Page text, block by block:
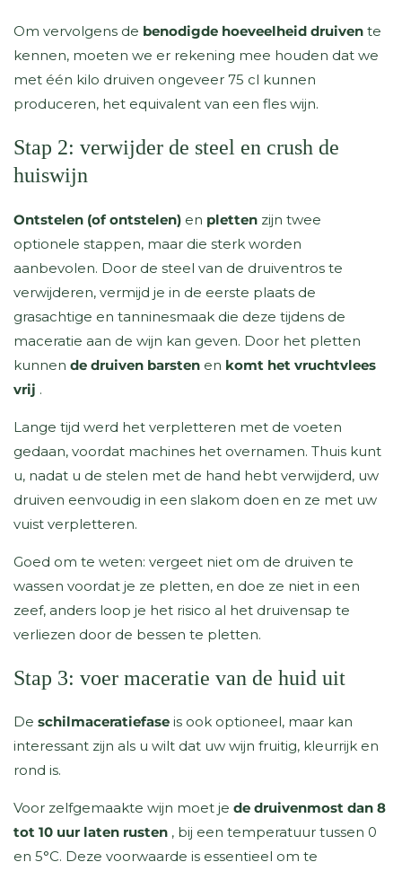
Om vervolgens de benodigde hoeveelheid druiven te
kennen, moeten we er rekening mee houden dat we
met één kilo druiven ongeveer 75 cl kunnen
produceren, het equivalent van een fles wijn.
Stap 2: verwijder de steel en crush de
huiswijn
Ontstelen (of ontstelen) en pletten zijn twee
optionele stappen, maar die sterk worden
aanbevolen. Door de steel van de druiventros te
verwijderen, vermijd je in de eerste plaats de
grasachtige en tanninesmaak die deze tijdens de
maceratie aan de wijn kan geven. Door het pletten
kunnen de druiven barsten en komt het vruchtvlees
vrij .
Lange tijd werd het verpletteren met de voeten
gedaan, voordat machines het overnamen. Thuis kunt
u, nadat u de stelen met de hand hebt verwijderd, uw
druiven eenvoudig in een slakom doen en ze met uw
vuist verpletteren.
Goed om te weten: vergeet niet om de druiven te
wassen voordat je ze pletten, en doe ze niet in een
zeef, anders loop je het risico al het druivensap te
verliezen door de bessen te pletten.
Stap 3: voer maceratie van de huid uit
De schilmaceratiefase is ook optioneel, maar kan
interessant zijn als u wilt dat uw wijn fruitig, kleurrijk en
rond is.
Voor zelfgemaakte wijn moet je de druivenmost dan 8
tot 10 uur laten rusten , bij een temperatuur tussen 0
en 5°C. Deze voorwaarde is essentieel om te